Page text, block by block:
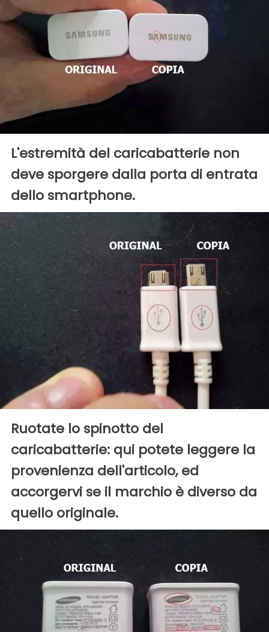
L'estremità del caricabatterie non
deve sporgere dalla porta di entrata
dello smartphone.
Ruotate lo spinotto del
caricabatterie: qui potete leggere la
provenienza dell'articolo, ed
accorgervi se il marchio è diverso da
quello originale.